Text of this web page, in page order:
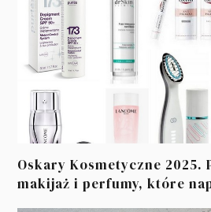
Oskary Kosmetyczne 2025.
makijaż i perfumy, które